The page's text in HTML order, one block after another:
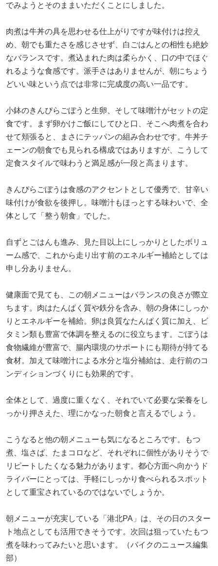
でみようとそのままいただくことにしました。
肉煮は牛丼の具を思わせる仕上がりですが味付けは控え
め、朝でも重たさを感じさせず、白ごはんとの相性も絶妙
なバランスです。煮込まれた肉は柔らかく、口の中でほぐ
れるような食感です。派手さはありませんが、朝にちょう
どいい味という点では非常に完成度の高い一品です。
小鉢のきんぴらごぼうと生卵、そして味噌汁がセットの定
食です。まず卵かけご飯にしてひと口、そこへ肉煮を合わ
せて頬張ると、まさにテッパンの組み合わせです。牛丼チ
ェーンの朝食でも見られる構成ではありますが、こうして
定食スタイルで味わうと満足感が一段と高まります。
きんぴらごぼうは食感のアクセントとして優秀で、甘辛い
味付けが食欲を後押し。味噌汁もほっとする味わいで、全
体として「整う朝食」でした。
自ずとごはんも進み、見た目以上にしっかりとしたボリュ
ーム感で、これから走り出す前のエネルギー補給としては
申し分ありません。
健康面で見ても、この朝メニューはバランスの良さが際立
ちます。肉はたんぱく質や鉄分を含み、朝の身体にしっか
りとエネルギーを補給。卵は良質なたんぱく質に加え、ビ
タミン類も豊富で体調を整えるのに役立ちます。ごぼうは
食物繊維が豊富で、腸内環境のサポートにも期待が持てる
食材。加えて味噌汁による水分と塩分補給は、走行前のコ
ンディションづくりにも効果的です。
全体として、過度に重くなく、それでいて必要な栄養をし
っかり押さえた、理にかなった朝食と言えるでしょう。
こうなると他の朝メニューも気になるところです。もつ
煮、塩さば、たまコロなど、それぞれに個性がありそうで
リピートしたくなる魅力があります。都心方面へ向かうド
ライバーにとっては、手軽にしっかり食べられるスポット
として重宝されているのではないでしょうか。
朝メニューが充実している「港北PA」は、その日のスター
ト地点としても活用できそうです。次回は狙っていたもつ
煮を味わってみたいと思います。（バイクのニュース編集
部）